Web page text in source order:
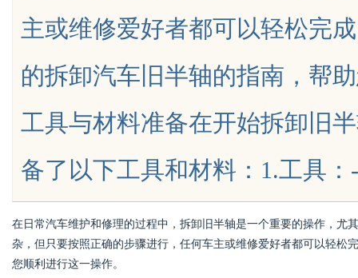
uz主或维修爱好者都可以轻松完
的拆卸汽车旧半轴的指南，帮
工具与材料准备在开始拆卸旧
备了以下工具和材料：1.工具
在日常汽车维护和修理的过程中，拆卸旧半轴是一个重要的操作，尤
杂，但只要按照正确的步骤进行，任何车主或维修爱好者都可以轻松
您顺利进行这一操作。